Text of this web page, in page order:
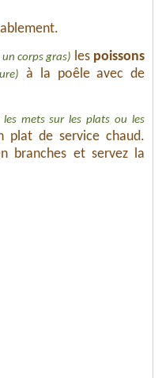
corps gras) les poissons
à la poêle avec de
les mets sur les plats ou les
plat de service chaud.
branches et servez la